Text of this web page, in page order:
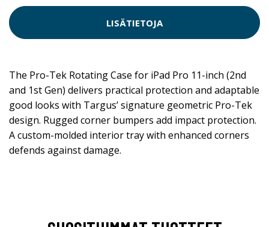
LISÄTIETOJA
The Pro-Tek Rotating Case for iPad Pro 11-inch (2nd
and 1st Gen) delivers practical protection and adaptable
good looks with Targus’ signature geometric Pro-Tek
design. Rugged corner bumpers add impact protection.
A custom-molded interior tray with enhanced corners
defends against damage.